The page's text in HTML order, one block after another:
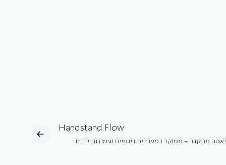
Handstand Flow
מתקדם - ממוקד במעברים דינמיים ועמידות ידיים